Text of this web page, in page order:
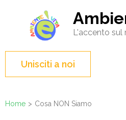
contenuto
(premi
Invio)
L'accento sul
Unisciti a noi
Home > Cosa NON Siamo